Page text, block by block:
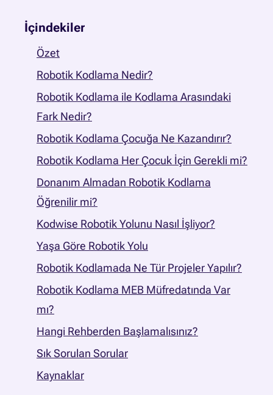
İçindekiler
Özet
Robotik Kodlama Nedir?
Robotik Kodlama ile Kodlama Arasındaki
Fark Nedir?
Robotik Kodlama Çocuğa Ne Kazandırır?
Robotik Kodlama Her Çocuk İçin Gerekli mi?
Donanım Almadan Robotik Kodlama
Öğrenilir mi?
Kodwise Robotik Yolunu Nasıl İşliyor?
Yaşa Göre Robotik Yolu
Robotik Kodlamada Ne Tür Projeler Yapılır?
Robotik Kodlama MEB Müfredatında Var
mı?
Hangi Rehberden Başlamalısınız?
Sık Sorulan Sorular
Kaynaklar